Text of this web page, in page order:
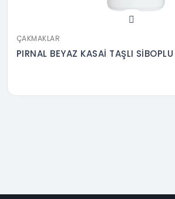
ÇAKMAKLAR
PIRNAL BEYAZ KASAİ TAŞLI